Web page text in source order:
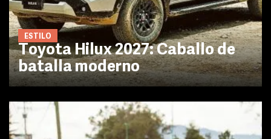
ESTILO
Toyota Hilux 2027: Caballo de
batalla moderno